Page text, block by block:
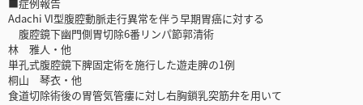
Adachi VI型腹腔動脈走行異常を伴う早期胃癌に対する
腹腔鏡下幽門側胃切除6番リンパ節郭清術
林 雅人・他
単孔式腹腔鏡下脾固定術を施行した遊走脾の1例
桐山 琴衣・他
食道切除術後の胃管気管瘻に対し右胸鎖乳突筋弁を用いて